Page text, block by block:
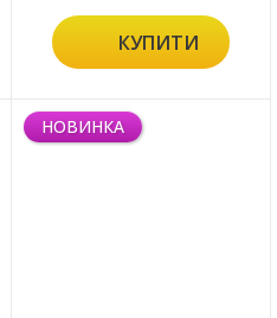
КУПИТИ
НОВИНКА